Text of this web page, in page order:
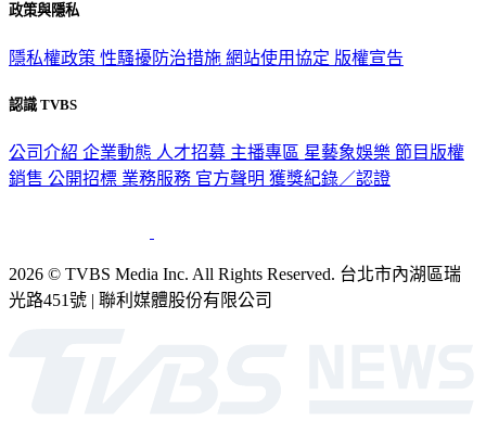
政策與隱私
隱私權政策 性騷擾防治措施 網站使用協定 版權宣告
認識 TVBS
公司介紹 企業動態 人才招募 主播專區 星藝象娛樂 節目版權
銷售 公開招標 業務服務 官方聲明 獲獎紀錄／認證
2026 © TVBS Media Inc. All Rights Reserved. 台北市內湖區瑞
光路451號 | 聯利媒體股份有限公司